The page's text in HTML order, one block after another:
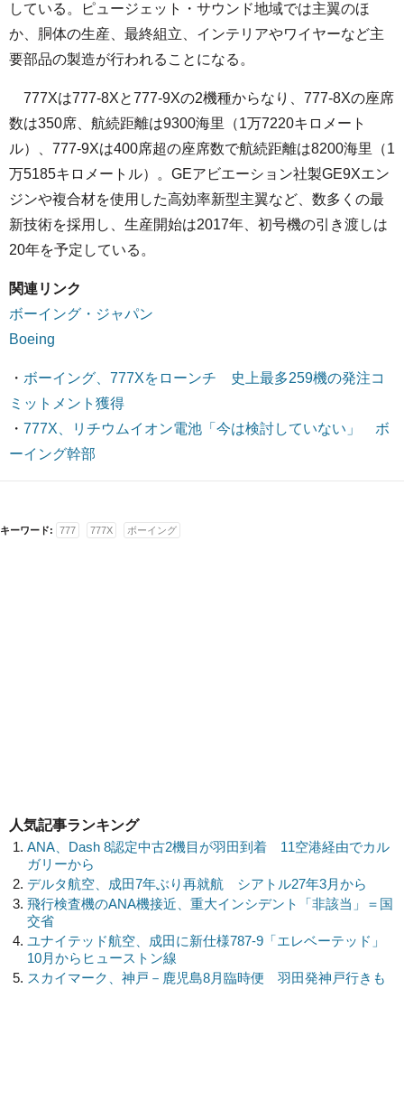
している。ピュージェット・サウンド地域では主翼のほ
か、胴体の生産、最終組立、インテリアやワイヤーなど主
要部品の製造が行われることになる。
777Xは777-8Xと777-9Xの2機種からなり、777-8Xの座席
数は350席、航続距離は9300海里（1万7220キロメート
ル）、777-9Xは400席超の座席数で航続距離は8200海里（1
万5185キロメートル）。GEアビエーション社製GE9Xエン
ジンや複合材を使用した高効率新型主翼など、数多くの最
新技術を採用し、生産開始は2017年、初号機の引き渡しは
20年を予定している。
関連リンク
ボーイング・ジャパン
Boeing
・ ボーイング、777Xをローンチ 史上最多259機の発注コ
ミットメント獲得
・ 777X、リチウムイオン電池「今は検討していない」 ボ
ーイング幹部
キーワード: 777 777X ボーイング
人気記事ランキング
ANA、Dash 8認定中古2機目が羽田到着 11空港経由でカル
ガリーから
デルタ航空、成田7年ぶり再就航 シアトル27年3月から
飛行検査機のANA機接近、重大インシデント「非該当」＝国
交省
ユナイテッド航空、成田に新仕様787-9「エレベーテッド」
10月からヒューストン線
スカイマーク、神戸－鹿児島8月臨時便 羽田発神戸行きも